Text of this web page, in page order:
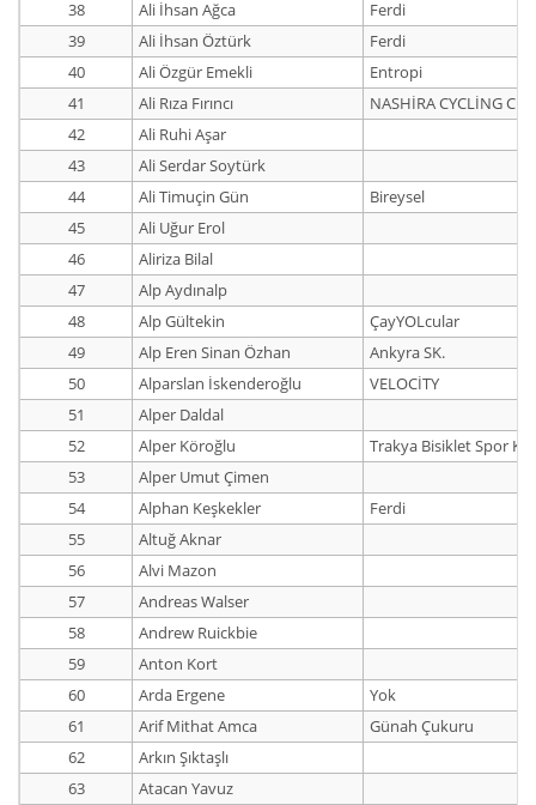
38 Ali İhsan Ağca
Ferdi
39
Ali İhsan Öztürk
Ferdi
40
Ali Özgür Emekli
Entropi
41
Ali Rıza Fırıncı
NASHİRA CYCLİNG
42
Ali Ruhi Aşar
43
Ali Serdar Soytürk
44
Ali Timuçin Gün
Bireysel
45
Ali Uğur Erol
46
Aliriza Bilal
47
Alp Aydınalp
48
Alp Gültekin
ÇayYOLcular
49
Alp Eren Sinan Özhan
Ankyra SK.
50
Alparslan İskenderoğlu
VELOCİTY
51
Alper Daldal
52
Alper Köroğlu
Trakya Bisiklet Spor
53
Alper Umut Çimen
54
Alphan Keşkekler
Ferdi
55
Altuğ Aknar
56
Alvi Mazon
57
Andreas Walser
58
Andrew Ruickbie
59
Anton Kort
60
Arda Ergene
Yok
61
Arif Mithat Amca
Günah Çukuru
62
Arkın Şıktaşlı
63
Atacan Yavuz